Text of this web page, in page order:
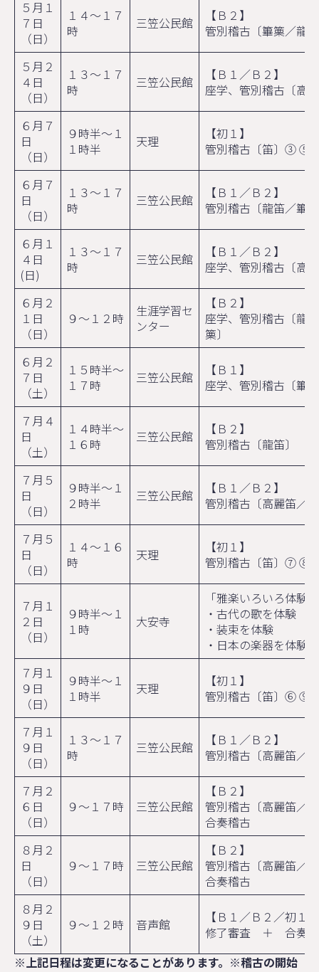
５月１
７日
（日）
１４～１７
時
三笠公民館
【Ｂ２】
管別稽古〔篳篥／龍
５月２
４日
（日）
１３～１７
時
三笠公民館
【Ｂ１／Ｂ２】
座学、管別稽古〔高
６月７
日
（日）
９時半～１
１時半
天理
【初１】
管別稽古〔笛〕③ ⑤
６月７
日
（日）
１３～１７
時
三笠公民館
【Ｂ１／Ｂ２】
管別稽古〔龍笛／篳
６月１
４日
(日)
１３～１７
時
三笠公民館
【Ｂ１／Ｂ２】
座学、管別稽古〔高
６月２
１日
（日）
９～１２時
生涯学習セ
ンター
【Ｂ２】
座学、管別稽古〔龍
篥〕
６月２
７日
（土）
１５時半～
１７時
三笠公民館
【Ｂ１】
座学、管別稽古〔篳
７月４
日
（土）
１４時半～
１６時
三笠公民館
【Ｂ２】
管別稽古〔龍笛〕
７月５
日
（日）
９時半～１
２時半
三笠公民館
【Ｂ１／Ｂ２】
管別稽古〔高麗笛／
７月５
日
（日）
１４～１６
時
天理
【初１】
管別稽古〔笛〕⑦ ⑧
７月１
２日
（日）
９時半～１
１時
大安寺
「雅楽いろいろ体験
・古代の歌を体験
・装束を体験
・日本の楽器を体験
７月１
９日
（日）
９時半～１
１時半
天理
【初１】
管別稽古〔笛〕⑥ ⑨
７月１
９日
（日）
１３～１７
時
三笠公民館
【Ｂ１／Ｂ２】
管別稽古〔高麗笛／
７月２
６日
（日）
９～１７時 三笠公民館
【Ｂ２】
管別稽古〔高麗笛／
合奏稽古
８月２
日
（日）
９～１７時 三笠公民館
【Ｂ２】
管別稽古〔高麗笛／
合奏稽古
８月２
９日
（土）
９～１２時 音声館
【Ｂ１／Ｂ２／初１】
修了審査 ＋ 合奏
※上記日程は変更になることがあります。※稽古の開始